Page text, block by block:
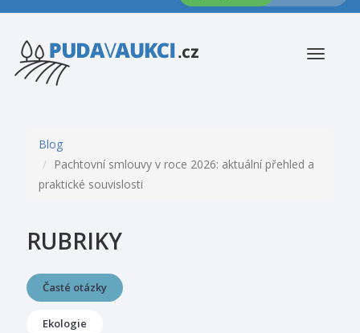
Blog
Pachtovní smlouvy v roce 2026: aktuální přehled a
praktické souvislosti
RUBRIKY
Časté otázky
Ekologie